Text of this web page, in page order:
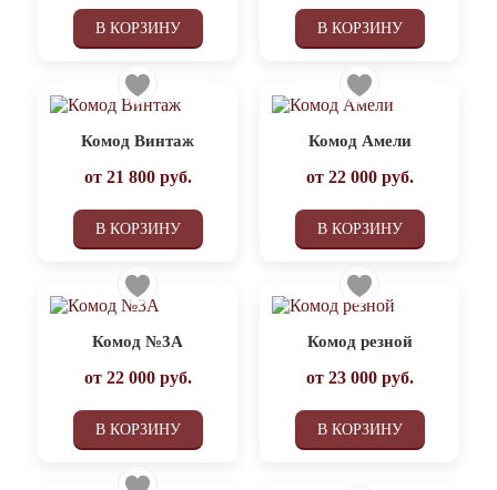
В КОРЗИНУ В КОРЗИНУ
Комод Винтаж
от 21 800руб.
В КОРЗИНУ
Комод Амели
от 22 000руб.
В КОРЗИНУ
Комод №3А
от 22 000руб.
В КОРЗИНУ
Комод резной
от 23 000руб.
В КОРЗИНУ